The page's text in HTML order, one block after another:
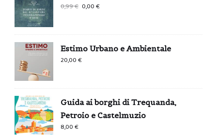
0,99€
era:
0,99 €.
0,00€
è:
0,00 €.
Estimo Urbano e Ambientale
20,00€
Guida ai borghi di Trequanda,
Petroio e Castelmuzio
8,00€